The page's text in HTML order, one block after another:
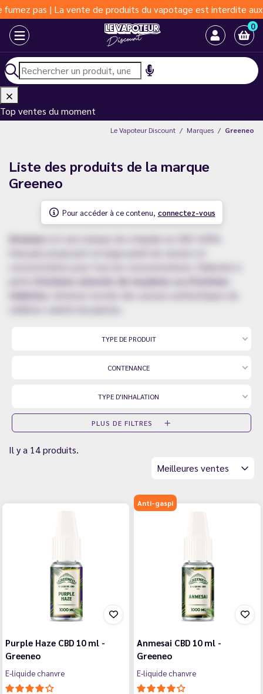
pas | La vente de produits du vapotage est interdite aux
0
Top ventes du moment
Le Vapoteur Discount Marques Greeneo
Liste des produits de la marque
Greeneo
Pour accéder à ce contenu, connectez-vous
Greeneo
est une marque de e-liquide au CBD 100%
d’arômes naturels de terpènes ou d’arômes
réalistes
TYPE DE PRODUIT
CONTENANCE
TYPE D'INHALATION
PLUS DE FILTRES
Il y a 14 produits.
Meilleures ventes
Purple Haze CBD 10 ml -
Greeneo
E-liquide chanvre
Anti-gaspi
Anmesai CBD 10 ml -
Greeneo
E-liquide chanvre